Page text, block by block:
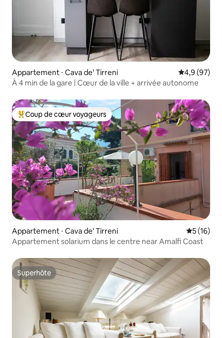
Appartement ⋅ Cava de' Tirreni Évaluation
4,9 (97)
À 4 min de la gare | Cœur de la ville + arrivée autonome
Coups de cœur voyageurs les plus appréciés
Coup de cœur voyageurs
Appartement ⋅ Cava de' Tirreni
5 (16)
Appartement solarium dans le centre near Amalfi Coast
Superhôte
Superhôte